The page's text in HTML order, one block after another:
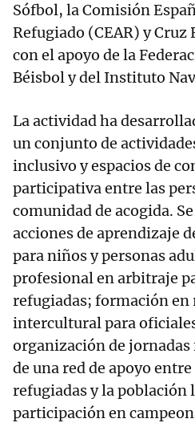
Sófbol, la Comisión
Refugiado (CEAR) y Cruz
con el apoyo de la
Béisbol y del Instituto
La actividad ha
un conjunto de
inclusivo y espacios de
participativa entre las
comunidad de acogida.
acciones de aprendizaje
para niños y personas
profesional en arbitraje
refugiadas; formación
intercultural para
organización de
de una red de apoyo
refugiadas y la población
participación en